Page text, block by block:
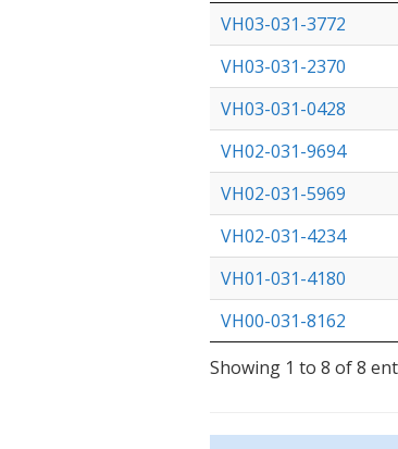
VH03-031-3772
VH03-031-2370
VH03-031-0428
VH02-031-9694
VH02-031-5969
VH02-031-4234
VH01-031-4180
VH00-031-8162
Showing 1 to 8 of 8